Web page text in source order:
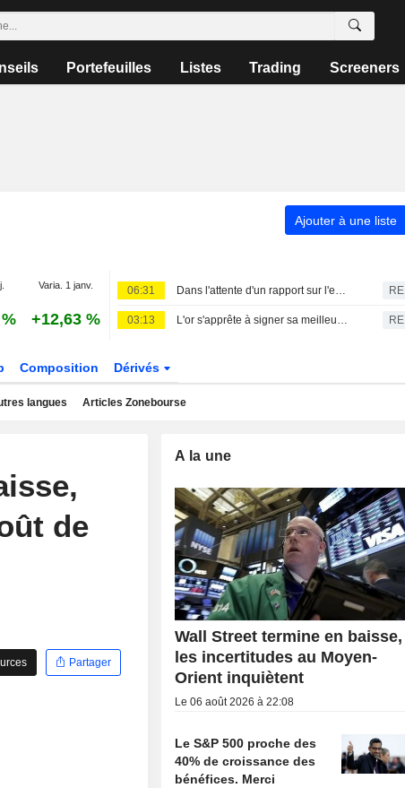
Portefeuilles Listes Trading Screeners
Ajouter à une liste
Varia. 1 janv.
+12,63 %
06:31 Dans l'attente d'un rapport sur l'emploi sans zones d'ombre RE
03:13 L'or s'apprête à signer sa meilleure performance hebdomadaire depuis janvier, les chiffres de l'emploi américain en ligne de mire RE
Composition Dérivés
langues Articles Zonebourse
de
Partager
A la une
Wall Street termine en baisse,
les incertitudes au Moyen-
Orient inquiètent
Le 06 août 2026 à 22:08
Le S&P 500 proche des
40% de croissance des
bénéfices. Merci